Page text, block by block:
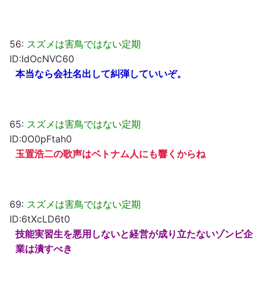
56: スズメは害鳥ではない定期
ID:IdOcNVC60
本当なら会社名出して糾弾していいぞ。
65: スズメは害鳥ではない定期
ID:0O0pFtah0
玉置浩二の歌声はベトナム人にも響くからね
69: スズメは害鳥ではない定期
ID:6tXcLD6t0
技能実習生を悪用しないと経営が成り立たないゾンビ企
業は潰すべき